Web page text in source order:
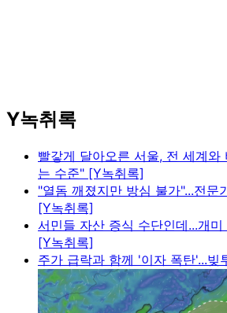
Y녹취록
빨갛게 달아오른 서울, 전 세계와
는 수준" [Y녹취록]
"열돔 깨졌지만 방심 불가"...전문
[Y녹취록]
서민들 자산 증식 수단인데...개
[Y녹취록]
주가 급락과 함께 '이자 폭탄'...빚